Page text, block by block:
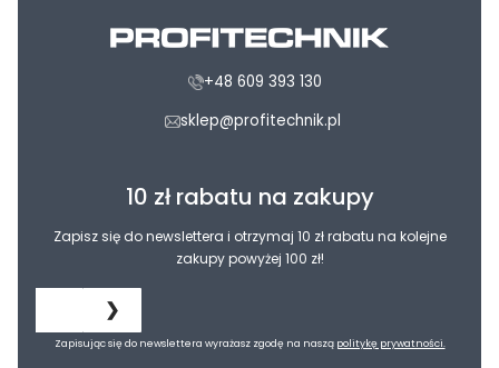
+48 609 393 130
sklep@profitechnik.pl
10 zł rabatu na zakupy
Zapisz się do newslettera i otrzymaj 10 zł rabatu na kolejne
zakupy powyżej 100 zł!
❯
Zapisując się do newslettera wyrażasz zgodę na naszą politykę prywatności.